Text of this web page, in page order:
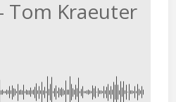
Tom Kraeuter